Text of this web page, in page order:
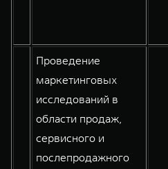
Проведение
маркетинговых
исследований в
области продаж,
сервисного и
послепродажного